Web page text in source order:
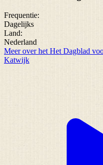
Frequentie:
Dagelijks
Land:
Nederland
Meer over het Het Dagblad
Katwijk